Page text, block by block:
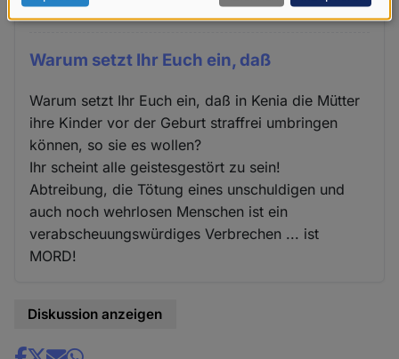
Warum setzt Ihr Euch ein, daß
Warum setzt Ihr Euch ein, daß in Kenia die Mütter
ihre Kinder vor der Geburt straffrei umbringen
können, so sie es wollen?
Ihr scheint alle geistesgestört zu sein!
Abtreibung, die Tötung eines unschuldigen und
auch noch wehrlosen Menschen ist ein
verabscheuungswürdiges Verbrechen ... ist
MORD!
Diskussion anzeigen
Daten
und